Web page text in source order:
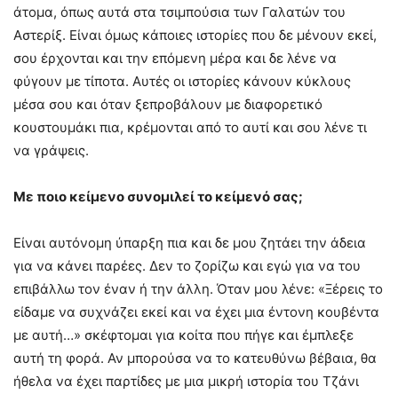
άτομα, όπως αυτά στα τσιμπούσια των Γαλατών του
Αστερίξ. Είναι όμως κάποιες ιστορίες που δε μένουν εκεί,
σου έρχονται και την επόμενη μέρα και δε λένε να
φύγουν με τίποτα. Αυτές οι ιστορίες κάνουν κύκλους
μέσα σου και όταν ξεπροβάλουν με διαφορετικό
κουστουμάκι πια, κρέμονται από το αυτί και σου λένε τι
να γράψεις.
Με ποιο κείμενο συνομιλεί το κείμενό σας;
Είναι αυτόνομη ύπαρξη πια και δε μου ζητάει την άδεια
για να κάνει παρέες. Δεν το ζορίζω και εγώ για να του
επιβάλλω τον έναν ή την άλλη. Όταν μου λένε: «Ξέρεις το
είδαμε να συχνάζει εκεί και να έχει μια έντονη κουβέντα
με αυτή…» σκέφτομαι για κοίτα που πήγε και έμπλεξε
αυτή τη φορά. Αν μπορούσα να το κατευθύνω βέβαια, θα
ήθελα να έχει παρτίδες με μια μικρή ιστορία του Τζάνι